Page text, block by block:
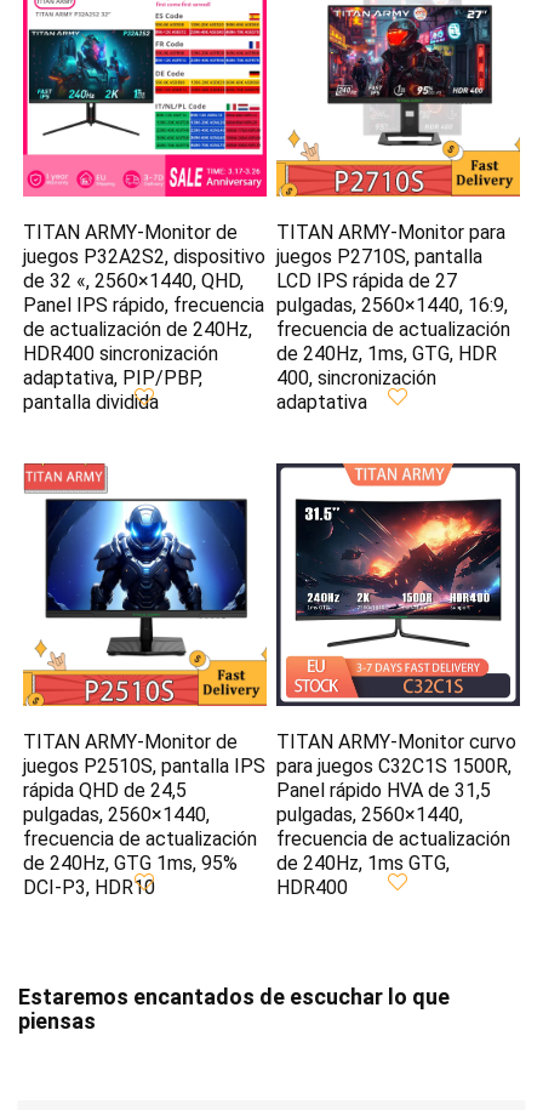
TITAN ARMY-Monitor de
juegos P32A2S2, dispositivo
de 32 «, 2560×1440, QHD,
Panel IPS rápido, frecuencia
de actualización de 240Hz,
HDR400 sincronización
adaptativa, PIP/PBP,
pantalla dividida
TITAN ARMY-Monitor para
juegos P2710S, pantalla
LCD IPS rápida de 27
pulgadas, 2560×1440, 16:9,
frecuencia de actualización
de 240Hz, 1ms, GTG, HDR
400, sincronización
adaptativa
TITAN ARMY-Monitor de
juegos P2510S, pantalla IPS
rápida QHD de 24,5
pulgadas, 2560×1440,
frecuencia de actualización
de 240Hz, GTG 1ms, 95%
DCI-P3, HDR10
TITAN ARMY-Monitor curvo
para juegos C32C1S 1500R,
Panel rápido HVA de 31,5
pulgadas, 2560×1440,
frecuencia de actualización
de 240Hz, 1ms GTG,
HDR400
Estaremos encantados de escuchar lo que
piensas